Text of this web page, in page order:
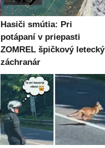
Hasiči smútia: Pri
potápaní v priepasti
ZOMREL špičkový letecký
záchranár